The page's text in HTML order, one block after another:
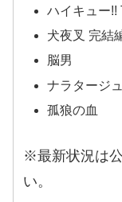
ハイキュー!!
犬夜叉 完結
脳男
ナラタージュ
孤狼の血
※最新状況は
い。